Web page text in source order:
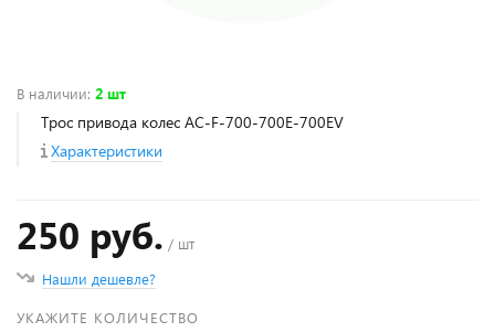
В наличии: 2 шт
Трос привода колес AC-F-700-700E-700EV
Характеристики
250 руб. / шт
Нашли дешевле?
УКАЖИТЕ КОЛИЧЕСТВО